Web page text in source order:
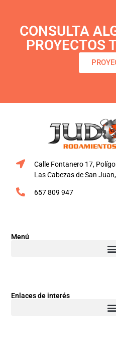
CONSULTA
PROYECTOS
Calle Fontanero 17,
Las Cabezas de San
657 809 947
Menú
Enlaces de interés